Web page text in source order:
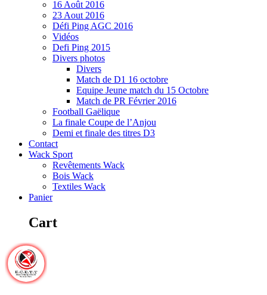
16 Août 2016
23 Aout 2016
Défi Ping AGC 2016
Vidéos
Defi Ping 2015
Divers photos
Divers
Match de D1 16 octobre
Equipe Jeune match du 15 Octobre
Match de PR Février 2016
Football Gaëlique
La finale Coupe de l’Anjou
Demi et finale des titres D3
Contact
Wack Sport
Revêtements Wack
Bois Wack
Textiles Wack
Panier
Cart